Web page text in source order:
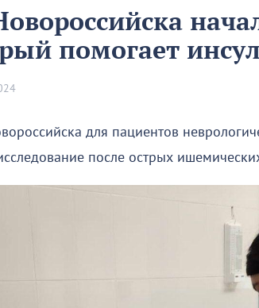
помогает
для пациентов
после острых